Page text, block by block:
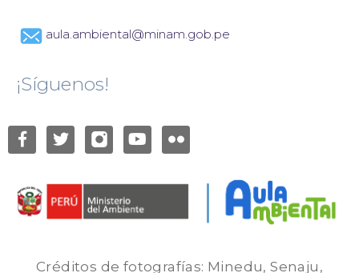
aula.ambiental@minam.gob.pe
¡Síguenos!
Créditos de fotografías: Minedu, Senaju,